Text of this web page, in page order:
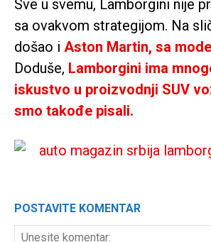
Sve u svemu, Lamborgini nije
sa ovakvom strategijom. Na
došao i Aston Martin, sa
Doduše, Lamborgini ima
iskustvo u proizvodnji SUV
smo takođe pisali.
POSTAVITE KOMENTAR